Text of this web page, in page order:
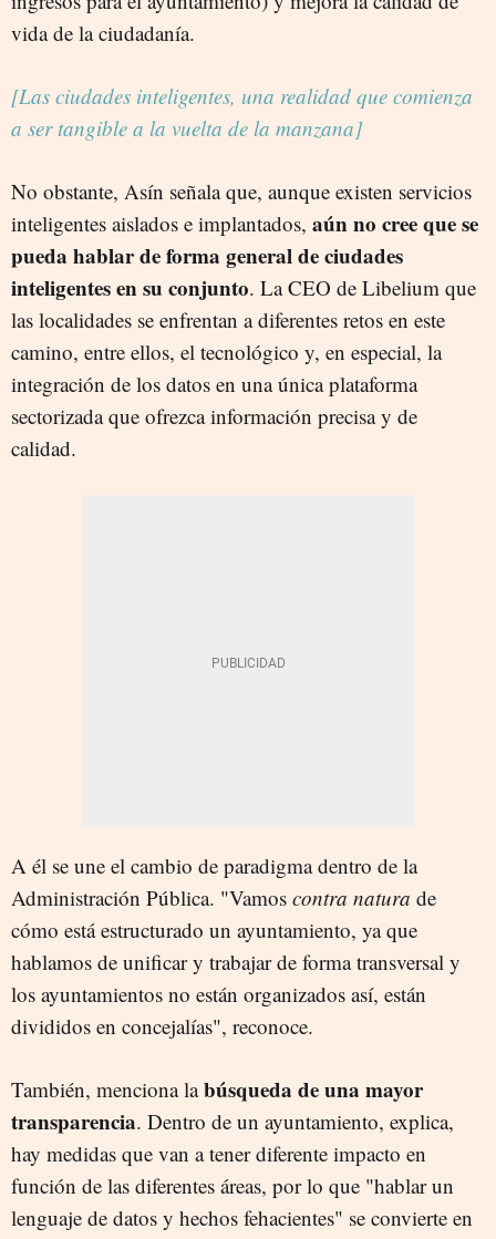
vida de la ciudadanía.
[Las ciudades inteligentes, una realidad que comienza
a ser tangible a la vuelta de la manzana]
No obstante, Asín señala que, aunque existen servicios
inteligentes aislados e implantados, aún no cree que se
pueda hablar de forma general de ciudades
inteligentes en su conjunto. La CEO de Libelium que
las localidades se enfrentan a diferentes retos en este
camino, entre ellos, el tecnológico y, en especial, la
integración de los datos en una única plataforma
sectorizada que ofrezca información precisa y de
calidad.
A él se une el cambio de paradigma dentro de la
Administración Pública. "Vamos contra natura de
cómo está estructurado un ayuntamiento, ya que
hablamos de unificar y trabajar de forma transversal y
los ayuntamientos no están organizados así, están
divididos en concejalías", reconoce.
También, menciona labúsqueda de una mayor
transparencia. Dentro de un ayuntamiento, explica,
hay medidas que van a tener diferente impacto en
función de las diferentes áreas, por lo que "hablar un
lenguaje de datos y hechos fehacientes" se convierte en